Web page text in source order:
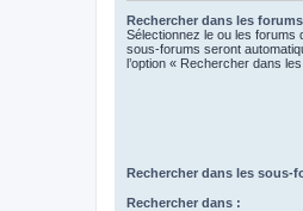
Rechercher dans les
Sélectionnez le ou les
sous-forums seront
l’option « Rechercher dans
Rechercher dans les sous-
Rechercher dans :